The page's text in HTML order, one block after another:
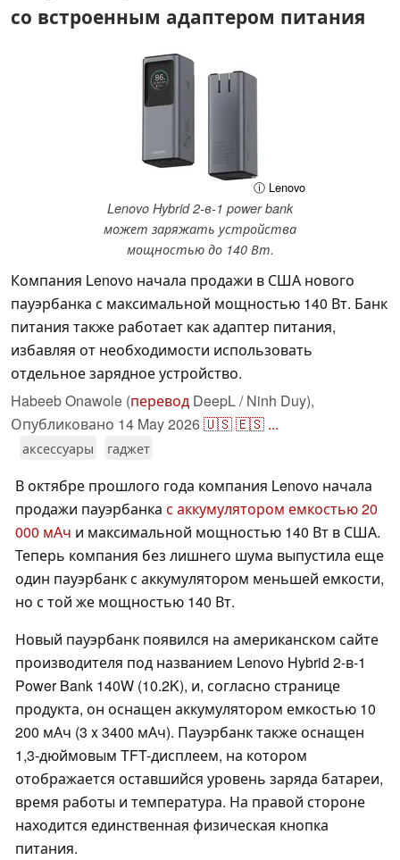
со встроенным адаптером питания
ⓘ Lenovo
Lenovo Hybrid 2-в-1 power bank
может заряжать устройства
мощностью до 140 Вт.
Компания Lenovo начала продажи в США нового
пауэрбанка с максимальной мощностью 140 Вт. Банк
питания также работает как адаптер питания,
избавляя от необходимости использовать
отдельное зарядное устройство.
Habeeb Onawole (перевод DeepL / Ninh Duy),
Опубликовано 14 May 2026🇺🇸🇪🇸 ...
аксессуары гаджет
В октябре прошлого года компания Lenovo начала
продажи пауэрбанка с аккумулятором емкостью 20
000 мАч и максимальной мощностью 140 Вт в США.
Теперь компания без лишнего шума выпустила еще
один пауэрбанк с аккумулятором меньшей емкости,
но с той же мощностью 140 Вт.
Новый пауэрбанк появился на американском сайте
производителя под названием Lenovo Hybrid 2-в-1
Power Bank 140W (10.2K), и, согласно странице
продукта, он оснащен аккумулятором емкостью 10
200 мАч (3 x 3400 мАч). Пауэрбанк также оснащен
1,3-дюймовым TFT-дисплеем, на котором
отображается оставшийся уровень заряда батареи,
время работы и температура. На правой стороне
находится единственная физическая кнопка
питания.